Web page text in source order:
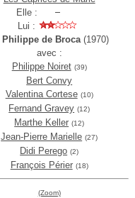
Elle :
Lui :
Philippe de Broca(1970)
avec :
Philippe Noiret (39)
Bert Convy
Valentina Cortese (10)
Fernand Gravey (12)
Marthe Keller (12)
Jean-Pierre Marielle (27)
Didi Perego (2)
François Périer (18)
(Zoom)